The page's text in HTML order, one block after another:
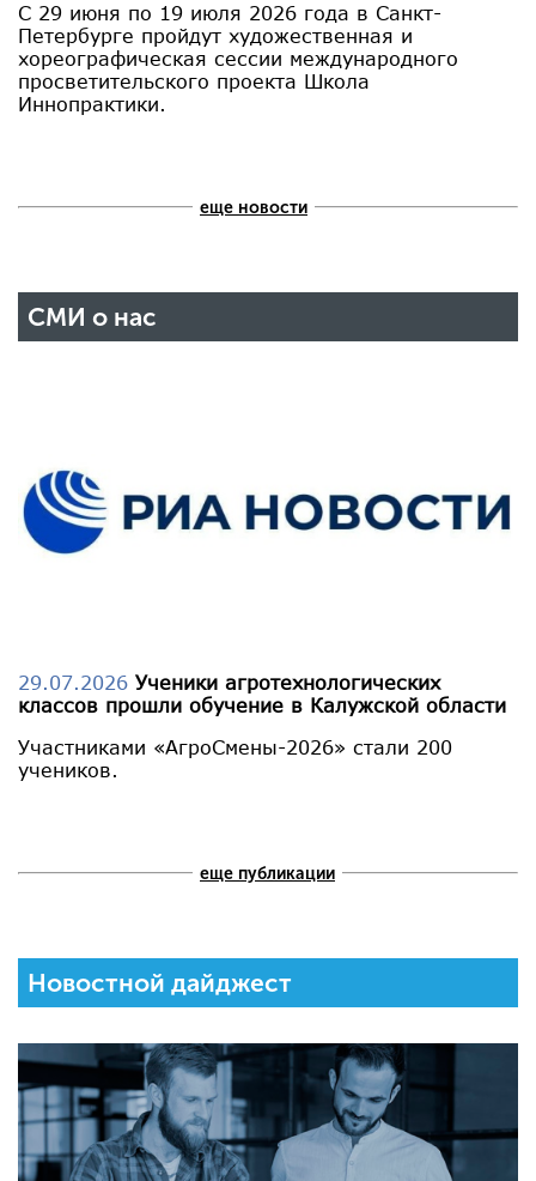
С 29 июня по 19 июля 2026 года в Санкт-
Петербурге пройдут художественная и
хореографическая сессии международного
просветительского проекта Школа
Иннопрактики.
еще новости
СМИ о нас
29.07.2026 Ученики агротехнологических
классов прошли обучение в Калужской области
Участниками «АгроСмены-2026» стали 200
учеников.
еще публикации
Новостной дайджест